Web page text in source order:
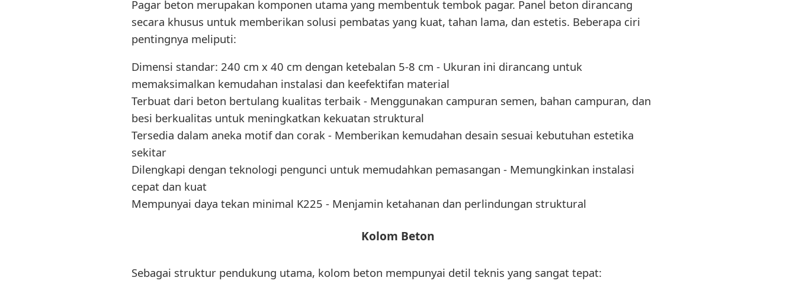
Pagar beton merupakan komponen utama yang membentuk tembok pagar. Panel beton dirancang
secara khusus untuk memberikan solusi pembatas yang kuat, tahan lama, dan estetis. Beberapa ciri
pentingnya meliputi:
Dimensi standar: 240 cm x 40 cm dengan ketebalan 5-8 cm - Ukuran ini dirancang untuk
memaksimalkan kemudahan instalasi dan keefektifan material
Terbuat dari beton bertulang kualitas terbaik - Menggunakan campuran semen, bahan campuran, dan
besi berkualitas untuk meningkatkan kekuatan struktural
Tersedia dalam aneka motif dan corak - Memberikan kemudahan desain sesuai kebutuhan estetika
sekitar
Dilengkapi dengan teknologi pengunci untuk memudahkan pemasangan - Memungkinkan instalasi
cepat dan kuat
Mempunyai daya tekan minimal K225 - Menjamin ketahanan dan perlindungan struktural
Kolom Beton
Sebagai struktur pendukung utama, kolom beton mempunyai detil teknis yang sangat tepat: